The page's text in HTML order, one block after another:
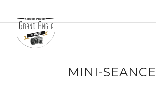
MINI-SEANCE